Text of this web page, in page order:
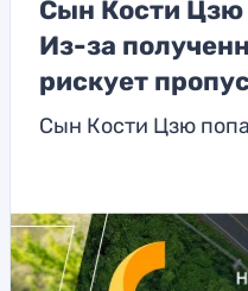
Сын Кости Цзю
Из-за
рискует
Сын Кости Цзю